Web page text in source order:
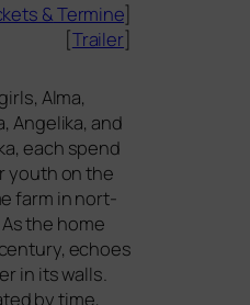
&Termine]
[Trailer]
Alma,
Angelika, and
each spend
youth on the
farm in nor­t­
the home
echo­es
in its walls.
by time,